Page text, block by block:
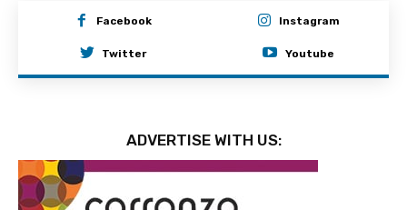
Facebook Instagram
Twitter Youtube
ADVERTISE WITH US: